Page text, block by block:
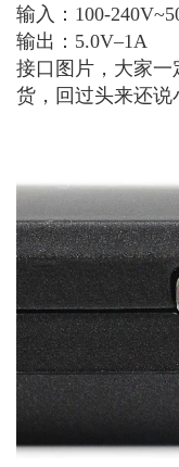
输入：100-
输出：5.0V–1A
接口图片，大家一
货，回过头来还说